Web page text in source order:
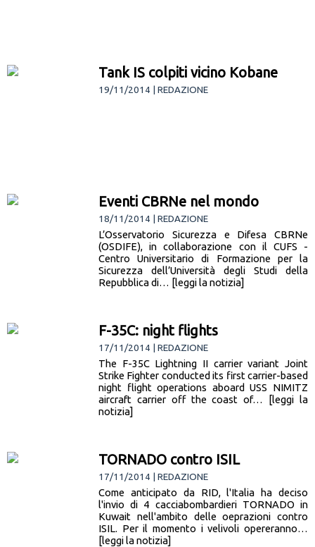
Tank IS colpiti vicino Kobane
19/11/2014 | REDAZIONE
Eventi CBRNe nel mondo
18/11/2014 | REDAZIONE
L’Osservatorio Sicurezza e Difesa CBRNe
(OSDIFE), in collaborazione con il CUFS -
Centro Universitario di Formazione per la
Sicurezza dell’Università degli Studi della
Repubblica di… [leggi la notizia]
F-35C: night flights
17/11/2014 | REDAZIONE
The F-35C Lightning II carrier variant Joint
Strike Fighter conducted its first carrier-based
night flight operations aboard USS NIMITZ
aircraft carrier off the coast of… [leggi la
notizia]
TORNADO contro ISIL
17/11/2014 | REDAZIONE
Come anticipato da RID, l'Italia ha deciso
l'invio di 4 cacciabombardieri TORNADO in
Kuwait nell'ambito delle oeprazioni contro
ISIL. Per il momento i velivoli opereranno…
[leggi la notizia]